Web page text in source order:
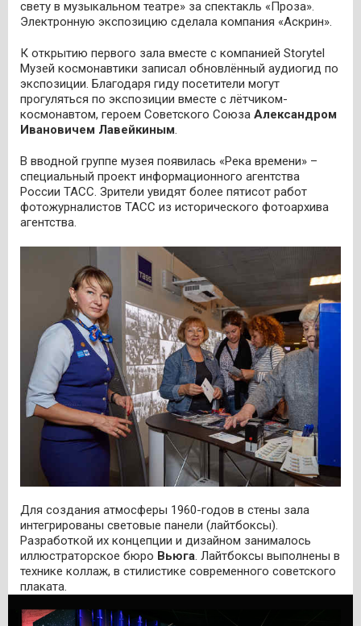
свету в музыкальном театре» за спектакль «Проза».
Электронную экспозицию сделала компания «Аскрин».
К открытию первого зала вместе с компанией Storytel
Музей космонавтики записал обновлённый аудиогид по
экспозиции. Благодаря гиду посетители могут
прогуляться по экспозиции вместе с лётчиком-
космонавтом, героем Советского Союза Александром
Ивановичем Лавейкиным
В вводной группе музея появилась «Река времени» –
специальный проект информационного агентства
России ТАСС. Зрители увидят более пятисот работ
фотожурналистов ТАСС из исторического фотоархива
агентства.
Для создания атмосферы 1960-годов в стены зала
интегрированы световые панели (лайтбоксы).
Разработкой их концепции и дизайном занималось
иллюстраторское бюро Вьюга. Лайтбоксы выполнены в
технике коллаж, в стилистике современного советского
плаката.